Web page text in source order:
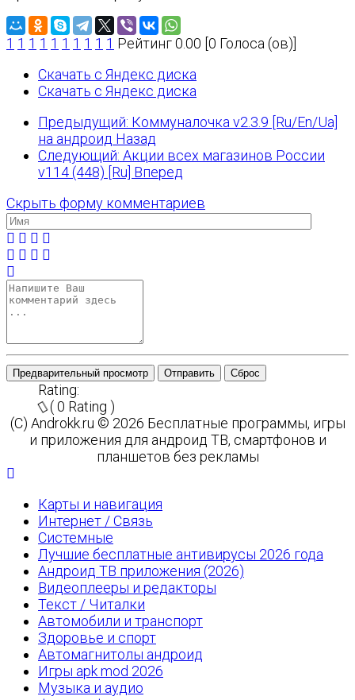
1 1 1 1 1 1 1 1 1 1 Рейтинг 0.00 [0 Голоса (ов)]
Скачать с Яндекс диска
Скачать с Яндекс диска
Предыдущий: Коммуналочка v2.3.9 [Ru/En/Ua]
на андроид Назад
Следующий: Акции всех магазинов России
v114 (448) [Ru] Вперед
Скрыть форму комментариев
Предварительный просмотр Отправить Сброс
Rating:
( 0 Rating )
(C) Androkk.ru © 2026 Бесплатные программы, игры
и приложения для андроид ТВ, смартфонов и
планшетов без рекламы
Карты и навигация
Интернет / Связь
Системные
Лучшие бесплатные антивирусы 2026 года
Андроид ТВ приложения (2026)
Видеоплееры и редакторы
Текст / Читалки
Автомобили и транспорт
Здоровье и спорт
Автомагнитолы андроид
Игры apk mod 2026
Музыка и аудио